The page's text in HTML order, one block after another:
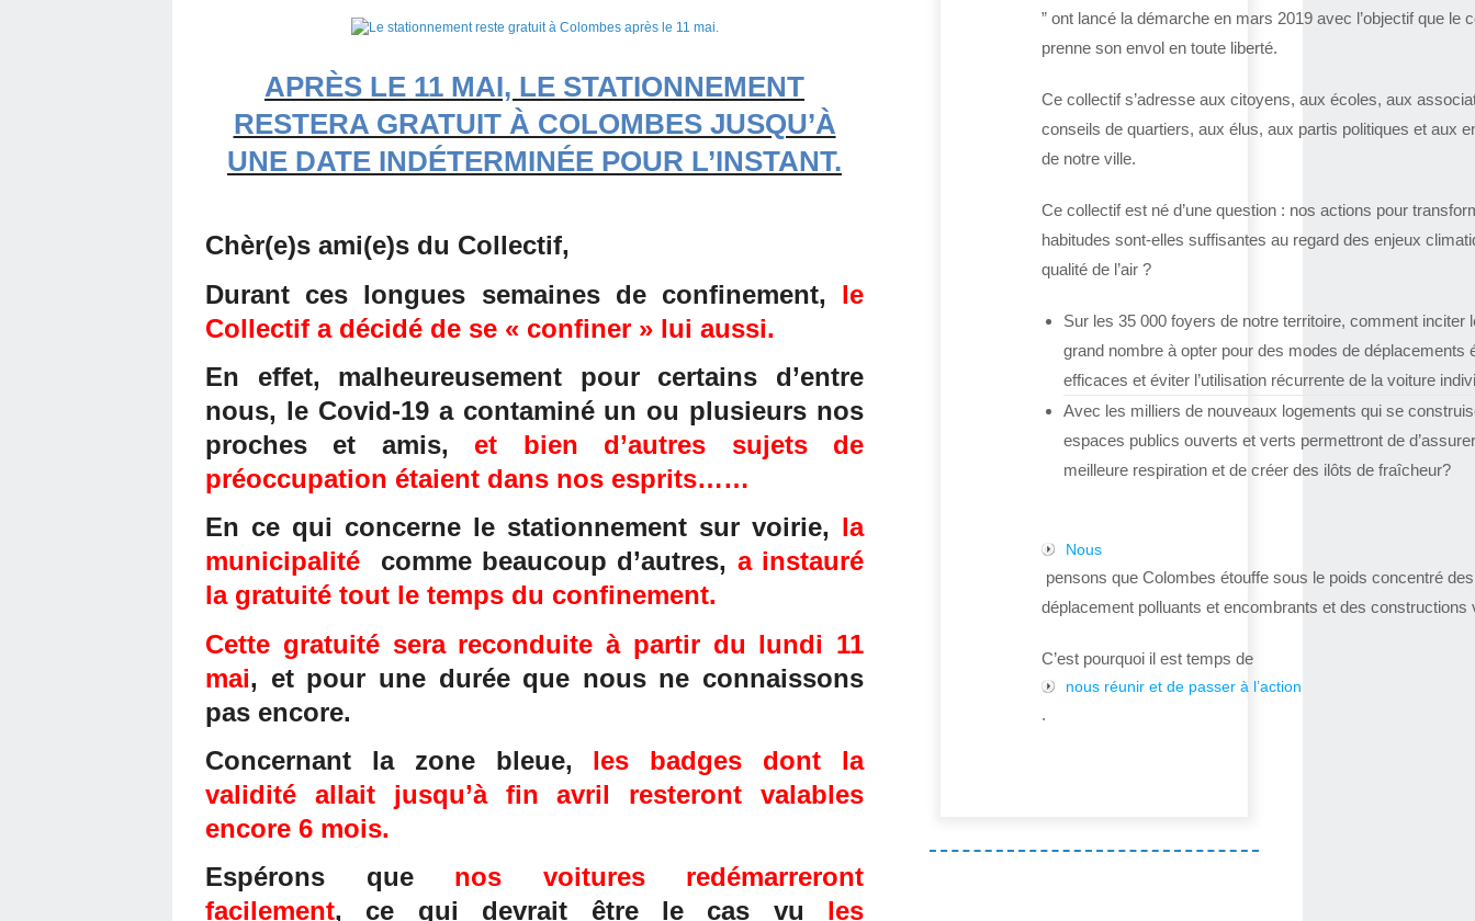
APRÈS LE 11 MAI, LE STATIONNEMENT
RESTERA GRATUIT À COLOMBES JUSQU’À
UNE DATE INDÉTERMINÉE POUR L’INSTANT.
Chèr(e)s ami(e)s du Collectif,
Durant ces longues semaines de confinement, le
Collectif a décidé de se « confiner » lui aussi.
En effet, malheureusement pour certains d’entre
nous, le Covid-19 a contaminé un ou plusieurs nos
proches et amis, et bien d’autres sujets de
préoccupation étaient dans nos esprits……
En ce qui concerne le stationnement sur voirie, la
municipalité comme beaucoup d’autres, a instauré
la gratuité tout le temps du confinement.
Cette gratuité sera reconduite à partir du lundi 11
mai, et pour une durée que nous ne connaissons
pas encore.
Concernant la zone bleue, les badges dont la
validité allait jusqu’à fin avril resteront valables
encore 6 mois.
Espérons que nos voitures redémarreront
facilement, ce qui devrait être le cas vu les
” ont lancé la démarche en mars 2019 avec l’objectif que le
prenne son envol en toute liberté.
Ce collectif s’adresse aux citoyens, aux écoles, aux
conseils de quartiers, aux élus, aux partis politiques et aux
de notre ville.
Ce collectif est né d’une question : nos actions pour
habitudes sont-elles suffisantes au regard des enjeux
qualité de l’air ?
Sur les 35 000 foyers de notre territoire, comment inciter
grand nombre à opter pour des modes de déplacements
efficaces et éviter l’utilisation récurrente de la voiture
Avec les milliers de nouveaux logements qui se
espaces publics ouverts et verts permettront de
meilleure respiration et de créer des ilôts de fraîcheur?
Nous
pensons que Colombes étouffe sous le poids concentré
déplacement polluants et encombrants et des constructions
C’est pourquoi il est temps de
nous réunir et de passer à l’action
.